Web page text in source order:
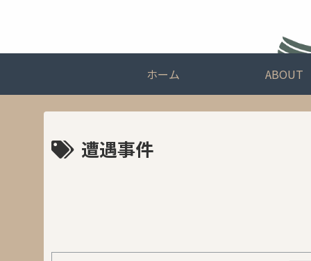
ホーム ABOUT
遭遇事件